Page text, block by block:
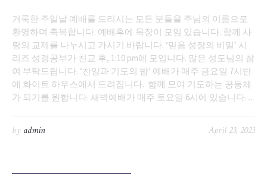
거룩한 주일날 예배를 드리시는 모든 분들을 주님의 이름으로
환영하며 축복합니다. 예배후에 목장이 모임 있습니다. 함께 사
랑의 교제를 나누시고 가시기 바랍니다. ‘믿음 성장의 비밀’ 시
리즈 성경공부가 친교 후, 1:10 pm에 모입니다. 많은 성도님의 참
여 부탁드립니다. ‘찬양과 기도의 밤’ 예배가 매주 금요일 7시반
에 화이트 하우스에서 드려집니다. 함께 모여 기도하는 공동체
가 되기를 원합니다. 새벽예배가 매주 토요일 6시에 있습니다. ...
April 23, 2023
by admin